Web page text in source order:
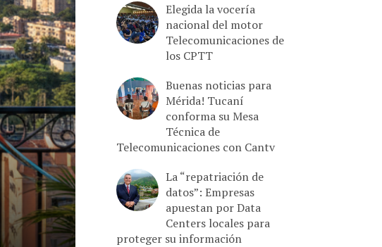
Elegida la vocería
nacional del motor
Telecomunicaciones de
los CPTT
Buenas noticias para
Mérida! Tucaní
conforma su Mesa
Técnica de
Telecomunicaciones con Cantv
La “repatriación de
datos”: Empresas
apuestan por Data
Centers locales para
proteger su información